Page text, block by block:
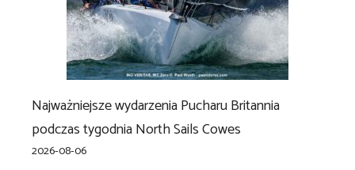
Najważniejsze wydarzenia Pucharu Britannia
podczas tygodnia North Sails Cowes
2026-08-06